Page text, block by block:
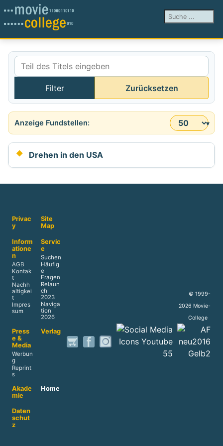
Suchen ...
Teil des Titels eingeben
Filter Zurücksetzen
Anzeige #
Drehen in den USA
Privac
y
Site
Map
Inform
atione
n
AGB
Kontak
t
Nachh
altigkei
t
Impres
sum
Servic
e
Suchen
Häufig
e
Fragen
Relaun
ch
2023
Naviga
tion
2026
Press
e &
Media
Werbun
g
Reprint
s
Verlag
Akade
mie
Home
Daten
schut
z
© 1999-
2026 Movie-
College